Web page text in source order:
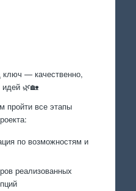
— качественно,
🌿🏡
пройти все этапы
по возможностям и
реализованных